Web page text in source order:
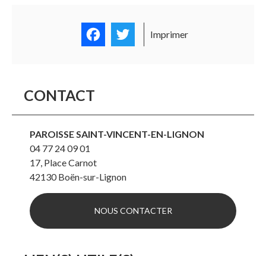
FacebookTwitter
Imprimer
CONTACT
PAROISSE SAINT-VINCENT-EN-LIGNON
04 77 24 09 01
17, Place Carnot
42130 Boën-sur-Lignon
NOUS CONTACTER